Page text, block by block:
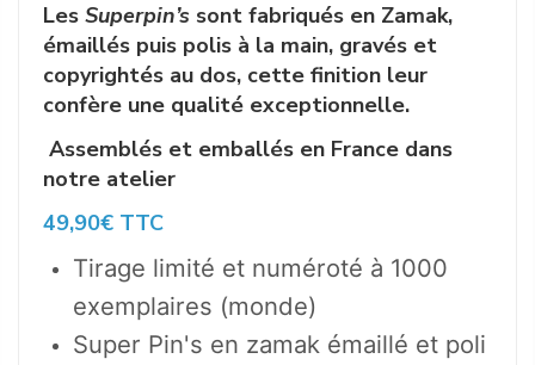
Les Superpin’s sont fabriqués en Zamak,
émaillés puis polis à la main, gravés et
copyrightés au dos, cette finition leur
confère une qualité exceptionnelle.
Assemblés et emballés en France dans
notre atelier
49,90€ TTC
Tirage limité et numéroté à 1000
exemplaires (monde)
Super Pin's en zamak émaillé et poli